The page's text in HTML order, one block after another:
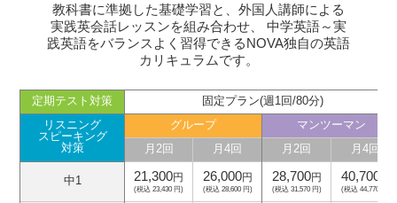
教科書に準拠した基礎学習と、外国人講師による
実践英会話レッスンを組み合わせ、
中学英語～実
践英語をバランスよく習得できるNOVA独自の英語
カリキュラムです。
定期テスト対策
固定プラン(週1回/80分)
リスニング
スピーキング
対策
グループ
マンツーマン
月2回
月4回 月2回 月4回
中1 21,300円
(税込 23,430 円)
26,000円
(税込 28,600 円)
28,700円
(税込 31,570 円)
40,700
(税込 44,770 円)